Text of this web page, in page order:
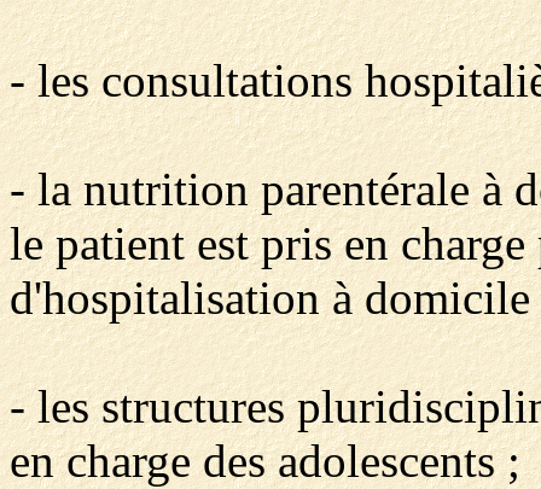
- les consultations
- la nutrition parentérale à
le patient est pris en
d'hospitalisation à domicile
- les structures
en charge des adolescents ;